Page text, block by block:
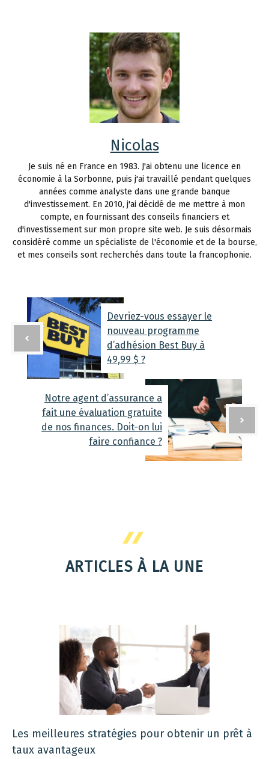
Nicolas
Je suis né en France en 1983. J'ai obtenu une licence en
économie à la Sorbonne, puis j'ai travaillé pendant quelques
années comme analyste dans une grande banque
d'investissement. En 2010, j'ai décidé de me mettre à mon
compte, en fournissant des conseils financiers et
d'investissement sur mon propre site web. Je suis désormais
considéré comme un spécialiste de l'économie et de la bourse,
et mes conseils sont recherchés dans toute la francophonie.
Devriez-vous essayer le
nouveau programme
d’adhésion Best Buy à
49,99 $ ?
Notre agent d’assurance a
fait une évaluation gratuite
de nos finances. Doit-on lui
faire confiance ?
ARTICLES À LA UNE
Les meilleures stratégies pour obtenir un prêt à
taux avantageux